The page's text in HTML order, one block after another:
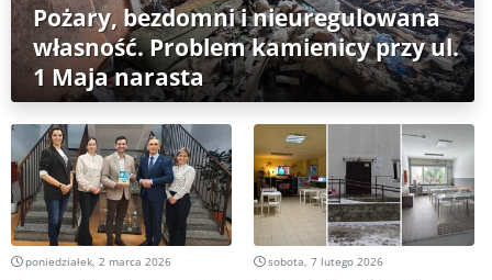
Pożary, bezdomni i nieuregulowana
własność. Problem kamienicy przy ul.
1 Maja narasta
poniedziałek, 2 marca 2026 sobota, 7 lutego 2026